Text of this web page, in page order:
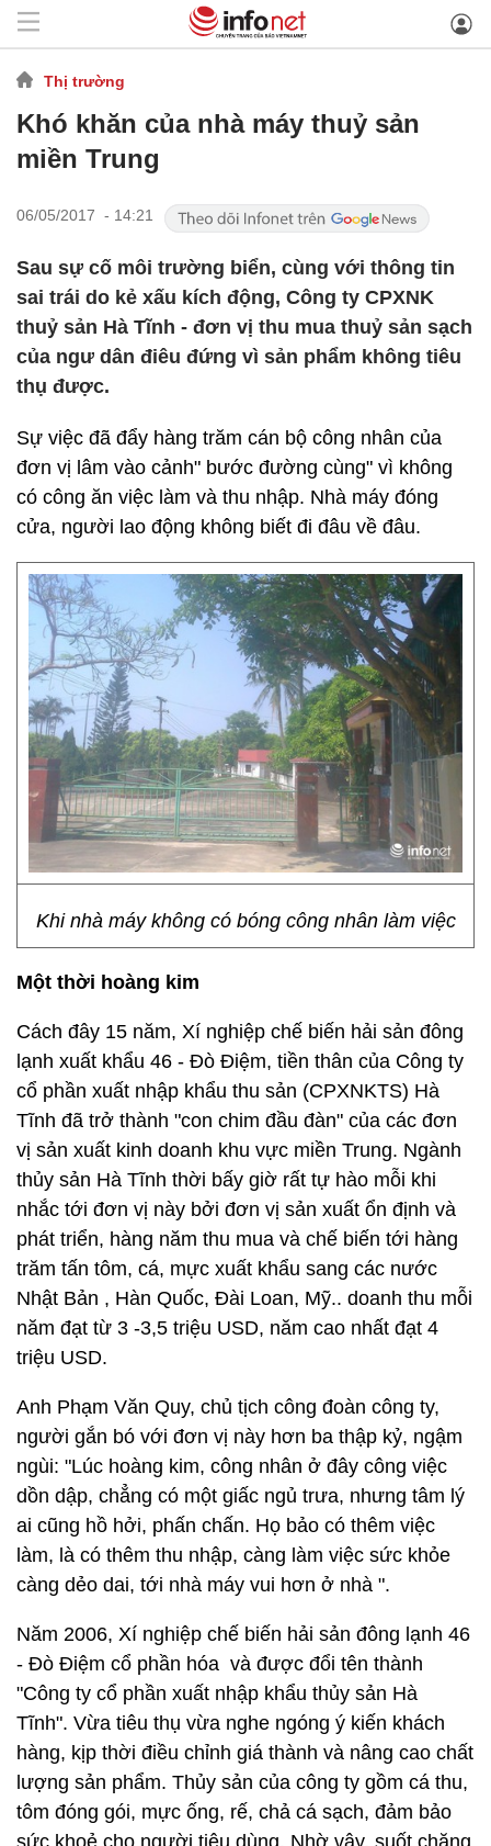
Thị trường
Khó khăn của nhà máy thuỷ sản
miền Trung
06/05/2017 - 14:21
Sau sự cố môi trường biển, cùng với thông tin
sai trái do kẻ xấu kích động, Công ty CPXNK
thuỷ sản Hà Tĩnh - đơn vị thu mua thuỷ sản sạch
của ngư dân điêu đứng vì sản phẩm không tiêu
thụ được.
Sự việc đã đẩy hàng trăm cán bộ công nhân của
đơn vị lâm vào cảnh" bước đường cùng" vì không
có công ăn việc làm và thu nhập. Nhà máy đóng
cửa, người lao động không biết đi đâu về đâu.
Khi nhà máy không có bóng công nhân làm việc
Một thời hoàng kim
Cách đây 15 năm, Xí nghiệp chế biến hải sản đông
lạnh xuất khẩu 46 - Đò Điệm, tiền thân của Công ty
cổ phần xuất nhập khẩu thu sản (CPXNKTS) Hà
Tĩnh đã trở thành "con chim đầu đàn" của các đơn
vị sản xuất kinh doanh khu vực miền Trung. Ngành
thủy sản Hà Tĩnh thời bấy giờ rất tự hào mỗi khi
nhắc tới đơn vị này bởi đơn vị sản xuất ổn định và
phát triển, hàng năm thu mua và chế biến tới hàng
trăm tấn tôm, cá, mực xuất khẩu sang các nước
Nhật Bản , Hàn Quốc, Đài Loan, Mỹ.. doanh thu mỗi
năm đạt từ 3 -3,5 triệu USD, năm cao nhất đạt 4
triệu USD.
Anh Phạm Văn Quy, chủ tịch công đoàn công ty,
người gắn bó với đơn vị này hơn ba thập kỷ, ngậm
ngùi: "Lúc hoàng kim, công nhân ở đây công việc
dồn dập, chẳng có một giấc ngủ trưa, nhưng tâm lý
ai cũng hồ hởi, phấn chấn. Họ bảo có thêm việc
làm, là có thêm thu nhập, càng làm việc sức khỏe
càng dẻo dai, tới nhà máy vui hơn ở nhà ".
Năm 2006, Xí nghiệp chế biến hải sản đông lạnh 46
- Đò Điệm cổ phần hóa và được đổi tên thành
"Công ty cổ phần xuất nhập khẩu thủy sản Hà
Tĩnh". Vừa tiêu thụ vừa nghe ngóng ý kiến khách
hàng, kịp thời điều chỉnh giá thành và nâng cao chất
lượng sản phẩm. Thủy sản của công ty gồm cá thu,
tôm đóng gói, mực ống, rế, chả cá sạch, đảm bảo
sức khoẻ cho người tiêu dùng. Nhờ vậy, suốt chặng